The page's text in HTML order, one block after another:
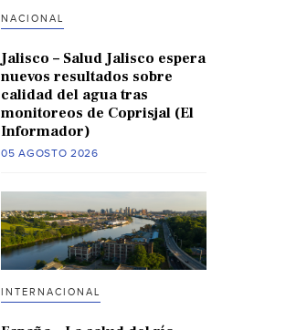
NACIONAL
Jalisco – Salud Jalisco espera
nuevos resultados sobre
calidad del agua tras
monitoreos de Coprisjal (El
Informador)
05 AGOSTO 2026
INTERNACIONAL